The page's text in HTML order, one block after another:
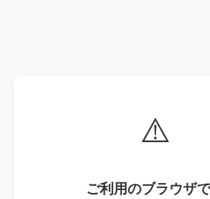
⚠️
ご利用のブラウザ